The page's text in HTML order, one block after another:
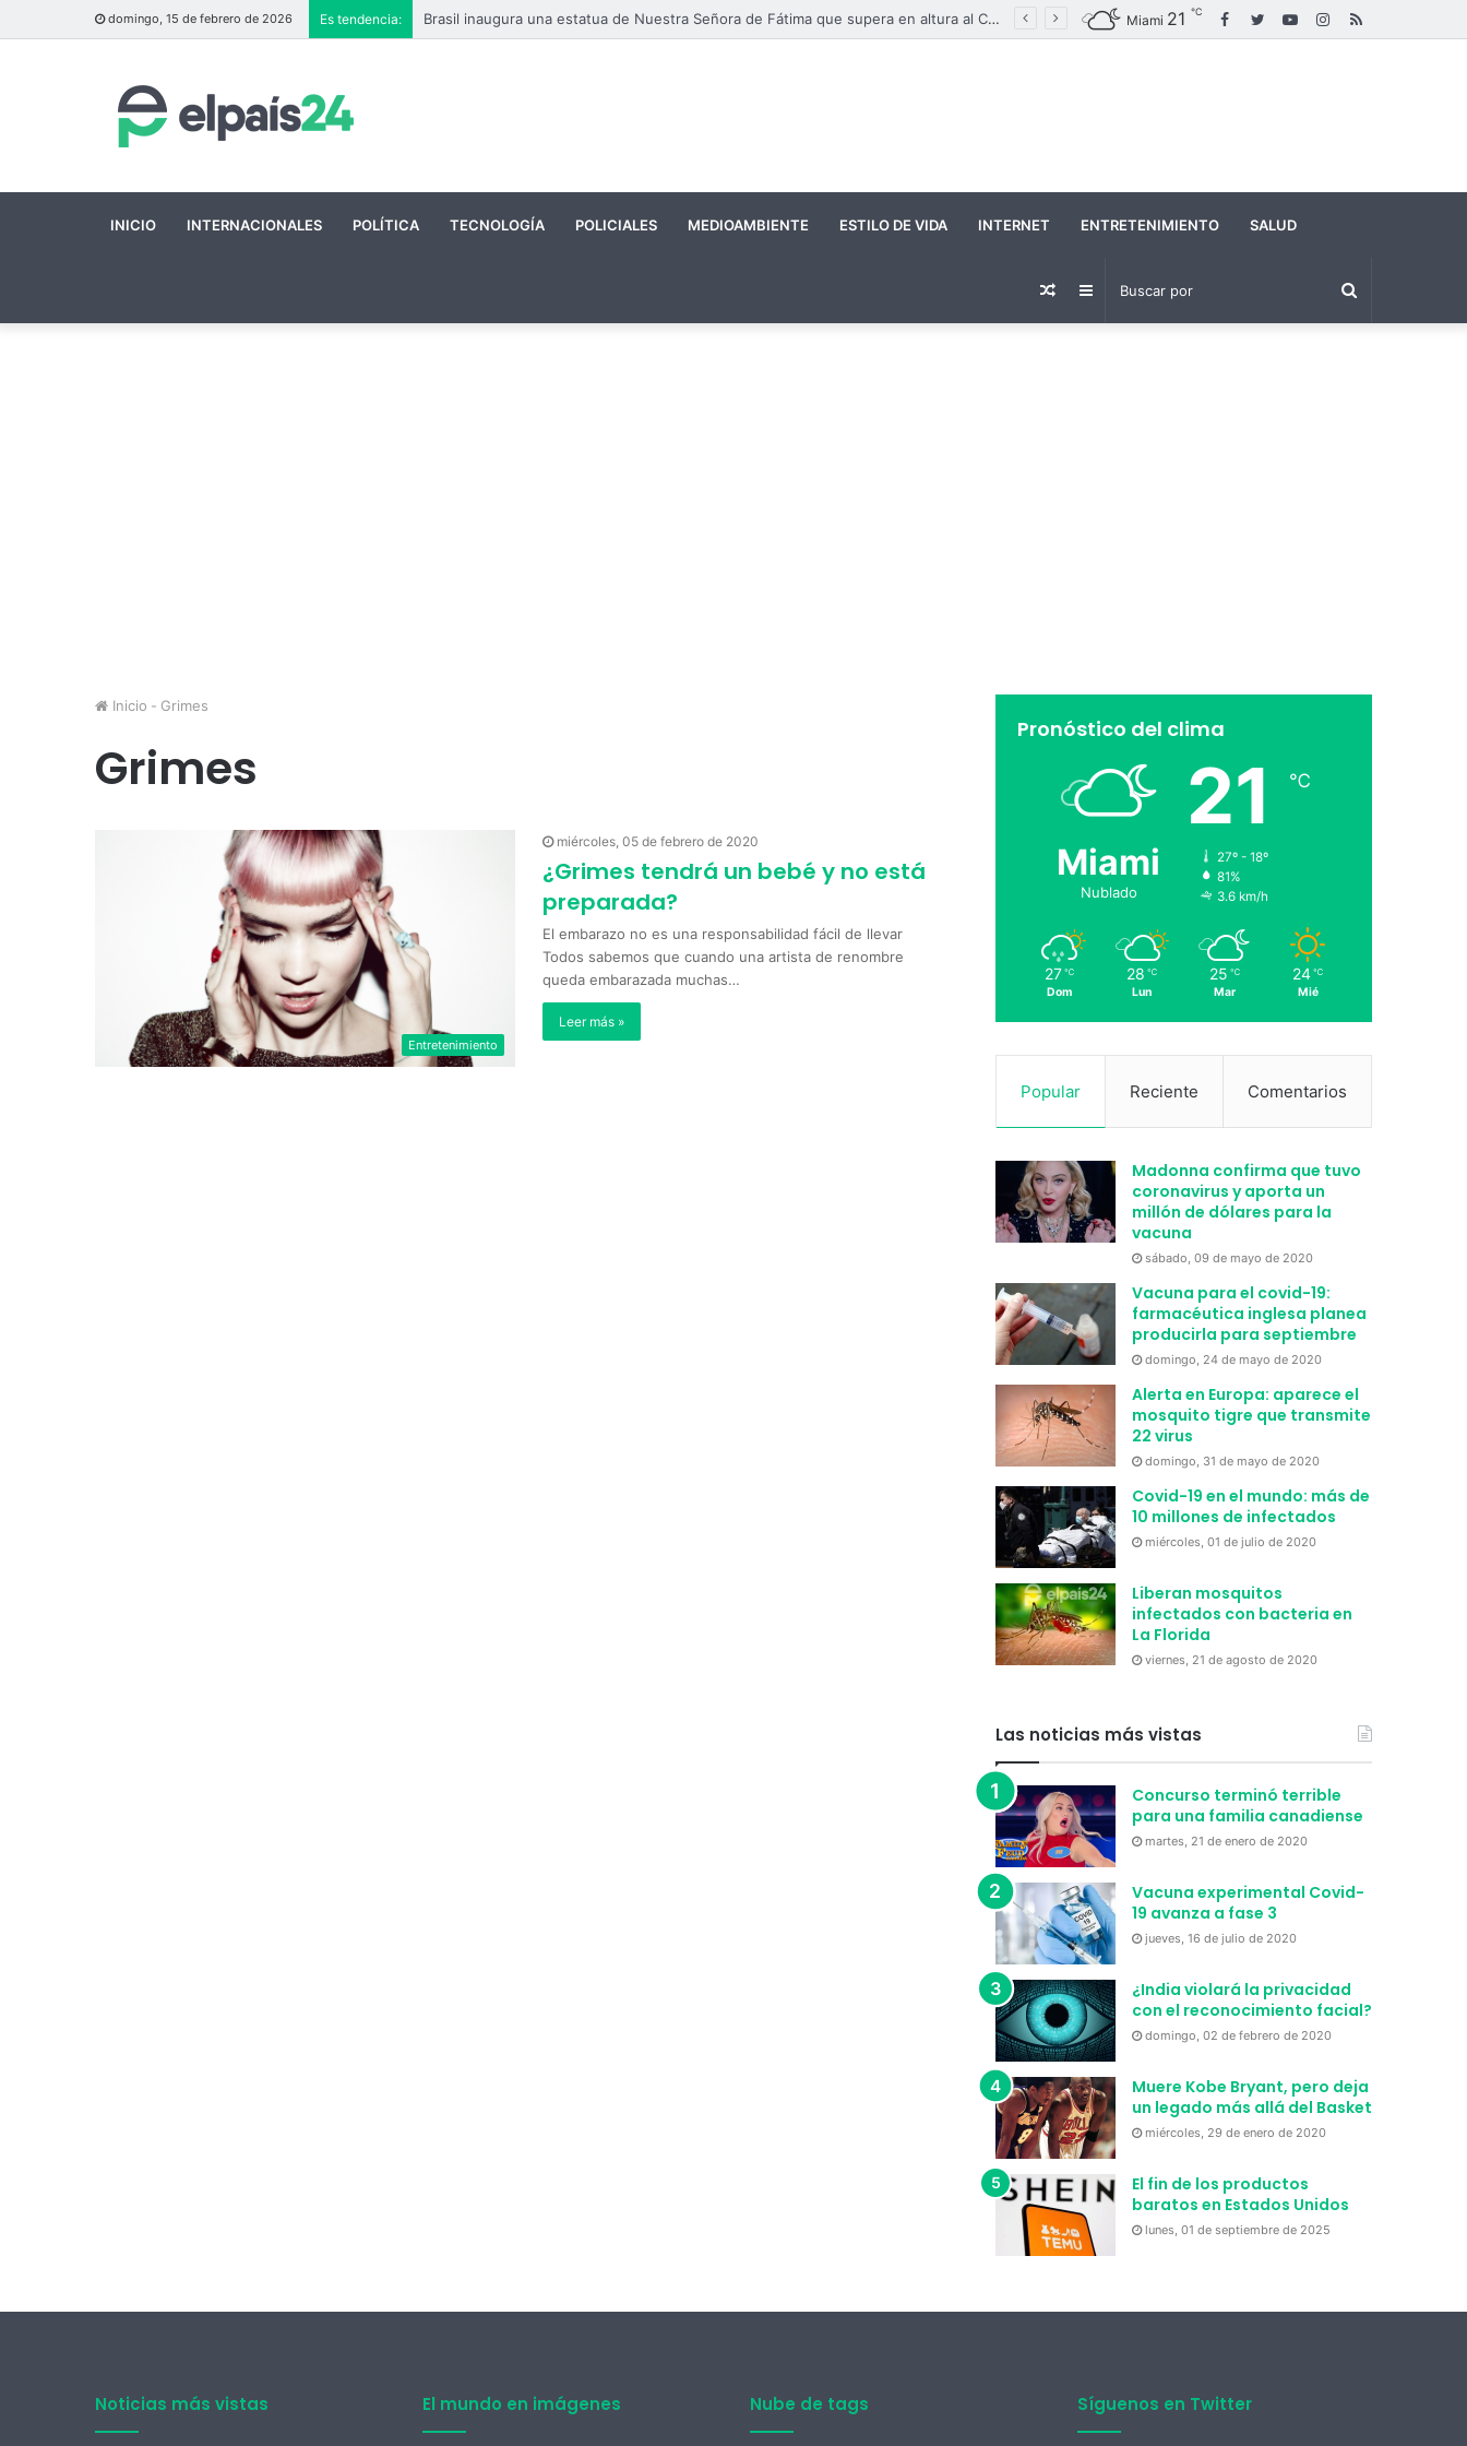
domingo, 15 de febrero de 2026 Es tendencia: Brasil inaugura una estatua de Nuestra Señora de Fátima que supera en altura al Cristo Redentor RSS
Instagram
YouTube
Twitter
Facebook
Miami 21 ℃
INICIO INTERNACIONALES POLÍTICA TECNOLOGÍA POLICIALES MEDIOAMBIENTE ESTILO DE VIDA INTERNET ENTRETENIMIENTO SALUD
Barra
Publicación
Inicio - Grimes
Grimes
Entretenimiento
miércoles, 05 de febrero de 2020
¿Grimes tendrá un bebé y no está
preparada?
El embarazo no es una responsabilidad fácil de llevar
Todos sabemos que cuando una artista de renombre
queda embarazada muchas…
Leer más »
Pronóstico del clima
Miami
Nublado
21 ℃
27º - 18º
81%
3.6 km/h
27 ℃
Dom
28 ℃
Lun
25 ℃
Mar
24 ℃
Mié
Popular Reciente Comentarios
Madonna confirma que tuvo
coronavirus y aporta un
millón de dólares para la
vacuna
sábado, 09 de mayo de 2020
Vacuna para el covid-19:
farmacéutica inglesa planea
producirla para septiembre
domingo, 24 de mayo de 2020
Alerta en Europa: aparece el
mosquito tigre que transmite
22 virus
domingo, 31 de mayo de 2020
Covid-19 en el mundo: más de
10 millones de infectados
miércoles, 01 de julio de 2020
Liberan mosquitos
infectados con bacteria en
La Florida
viernes, 21 de agosto de 2020
Las noticias más vistas
Concurso terminó terrible
para una familia canadiense
martes, 21 de enero de 2020
Vacuna experimental Covid-
19 avanza a fase 3
jueves, 16 de julio de 2020
¿India violará la privacidad
con el reconocimiento facial?
domingo, 02 de febrero de 2020
Muere Kobe Bryant, pero deja
un legado más allá del Basket
miércoles, 29 de enero de 2020
El fin de los productos
baratos en Estados Unidos
lunes, 01 de septiembre de 2025
Noticias más vistas El mundo en imágenes Nube de tags Síguenos en Twitter